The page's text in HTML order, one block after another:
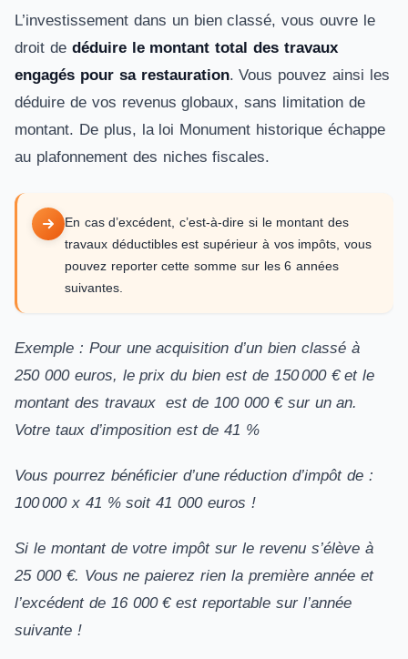
L’investissement dans un bien classé, vous ouvre le
droit de déduire le montant total des travaux
engagés pour sa restauration. Vous pouvez ainsi les
déduire de vos revenus globaux, sans limitation de
montant. De plus, la loi Monument historique échappe
au plafonnement des niches fiscales.
En cas d’excédent, c’est-à-dire si le montant des
travaux déductibles est supérieur à vos impôts, vous
pouvez reporter cette somme sur les 6 années
suivantes.
Exemple : Pour une acquisition d’un bien classé à
250 000 euros, le prix du bien est de 150 000 € et le
montant des travaux est de 100 000 € sur un an.
Votre taux d’imposition est de 41 %
Vous pourrez bénéficier d’une réduction d’impôt de :
100 000 x 41 % soit 41 000 euros !
Si le montant de votre impôt sur le revenu s’élève à
25 000 €. Vous ne paierez rien la première année et
l’excédent de 16 000 € est reportable sur l’année
suivante !